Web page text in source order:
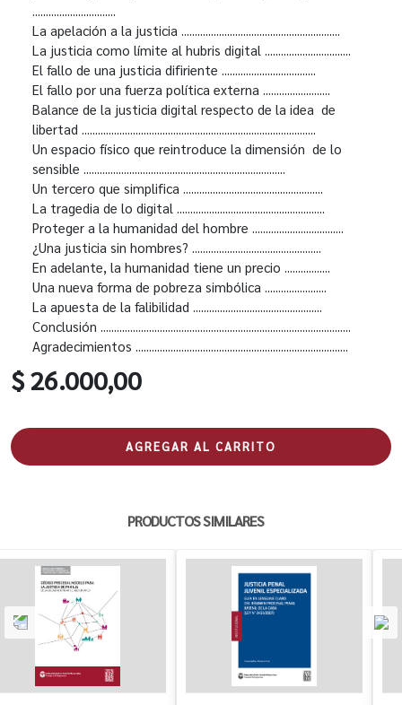
La apelación a la justicia ...........................................................
La justicia como límite al hubris digital ................................
El fallo de una justicia difiriente ...................................
El fallo por una fuerza política externa .........................
Balance de la justicia digital respecto de la idea de
libertad .......................................................................................
Un espacio físico que reintroduce la dimensión de lo
sensible ...........................................................................
Un tercero que simplifica ....................................................
La tragedia de lo digital .......................................................
Proteger a la humanidad del hombre ..................................
¿Una justicia sin hombres? ................................................
En adelante, la humanidad tiene un precio .................
Una nueva forma de pobreza simbólica .......................
La apuesta de la falibilidad ................................................
Conclusión .............................................................................................
Agradecimientos ...............................................................................
$ 26.000,00
AGREGAR AL CARRITO
PRODUCTOS SIMILARES